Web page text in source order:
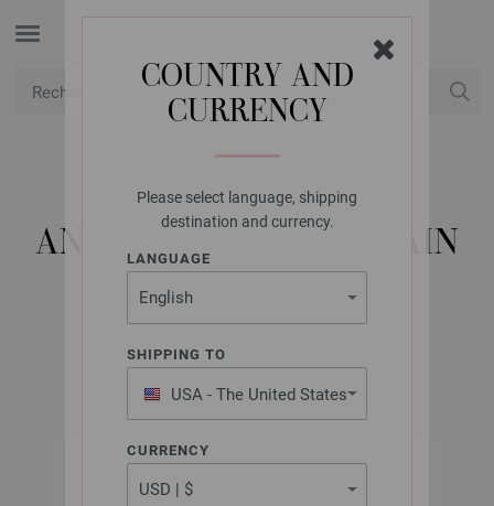
COUNTRY AND
CURRENCY
Please select language, shipping
destination and currency.
LANGUAGE
SHIPPING TO
USA - The United States
of America
CURRENCY
LANA GROSSA
ANSES POUR SAC À MAIN
LILLY